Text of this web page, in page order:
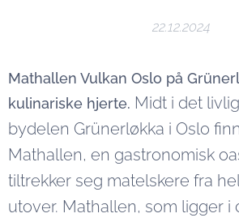
22.12.2024
Mathallen Vulkan Oslo på
kulinariske hjerte. Midt i det
bydelen Grünerløkka i Oslo
Mathallen, en gastronomisk
tiltrekker seg matelskere fra
utover. Mathallen, som ligger i